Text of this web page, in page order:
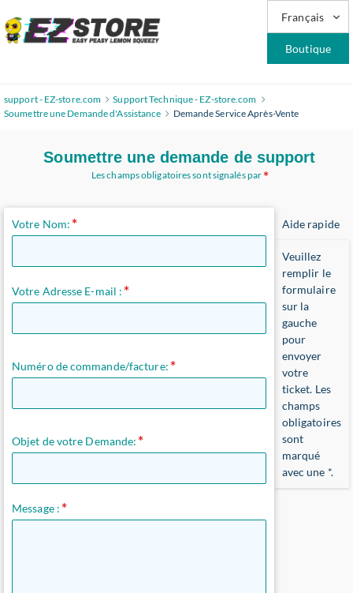
Français
Boutique
support - EZ-store.com
Support Technique - EZ-store.com
Soumettre une Demande d'Assistance
Demande Service Après-Vente
Soumettre une demande de support
Les champs obligatoires sont signalés par
Aide rapide
Veuillez
remplir le
formulaire
sur la
gauche
pour
envoyer
votre
ticket. Les
champs
obligatoires
sont
marqué
avec une *.
Votre Nom:
Votre Adresse E-mail :
Numéro de commande/facture:
Objet de votre Demande:
Message :